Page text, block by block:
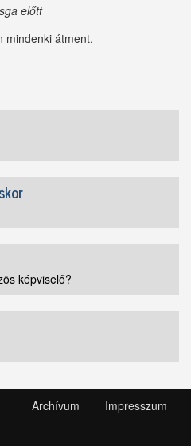
előtt
mindenki átment.
képviselő?
Archívum Impresszum